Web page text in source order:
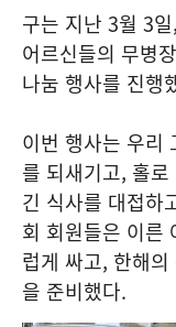
구는 지난 3월 3
어르신들의 무병
나눔 행사를 진행
이번 행사는 우리
를 되새기고, 홀
긴 식사를 대접하
회 회원들은 이른
럽게 싸고, 한해
을 준비했다.